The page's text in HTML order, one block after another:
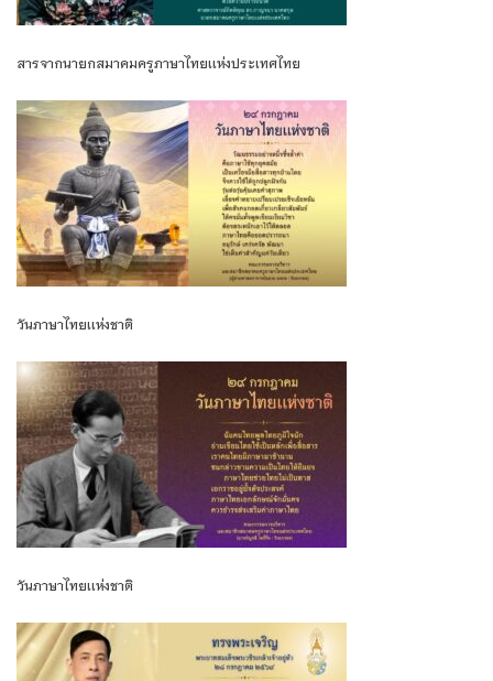
สารจากนายกสมาคมครูภาษาไทยเเห่งประเทศไทย
วันภาษาไทยเเห่งชาติ
วันภาษาไทยเเห่งชาติ